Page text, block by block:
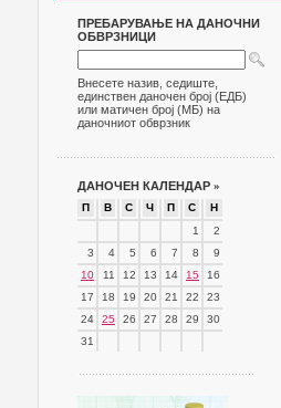
ПРЕБАРУВАЊЕ НА ДАНОЧНИ
ОБВРЗНИЦИ
Внесете назив, седиште,
единствен даночен број (ЕДБ)
или матичен број (МБ) на
даночниот обврзник
ДАНОЧЕН КАЛЕНДАР »
П В С Ч П С
Н
1
2
3
4 5 6 7 8
9
10
11 12 13 14 15
16
17
18 19 20 21 22
23
24
25 26 27 28 29
30
31